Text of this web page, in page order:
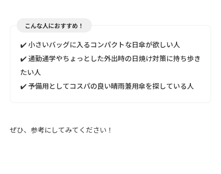
こんな人におすすめ！
✔️ 小さいバッグに入るコンパクトな日傘が欲しい人
✔️ 通勤通学やちょっとした外出時の日焼け対策に持ち歩き
たい人
✔️ 予備用としてコスパの良い晴雨兼用傘を探している人
ぜひ、参考にしてみてください！